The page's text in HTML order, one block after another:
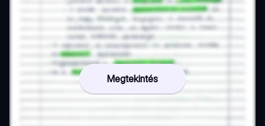
Megtekintés